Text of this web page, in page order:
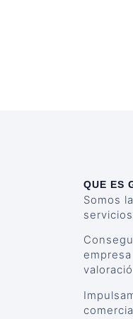
QUE ES
Somos